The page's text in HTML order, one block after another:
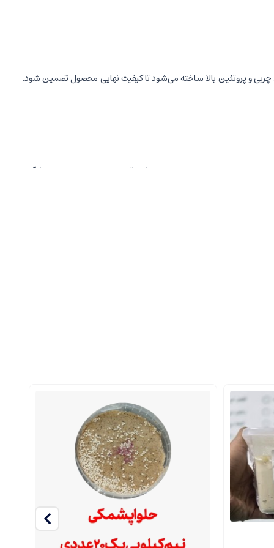
چربی و پروتئین بالا ساخته می‌شود تا کیفیت نهایی محصول تضمین شود.
مورد استقبال بسیاری از افراد قرار دارد. با توجه به تنوع در فرآیند
چربی‌های سالم و آنتی‌اکسیدان‌ها شناخته می‌شود. کنجد ارده
رنگ تیره‌تر و عطر بیشتری داشته باشد. به همین دلیل،